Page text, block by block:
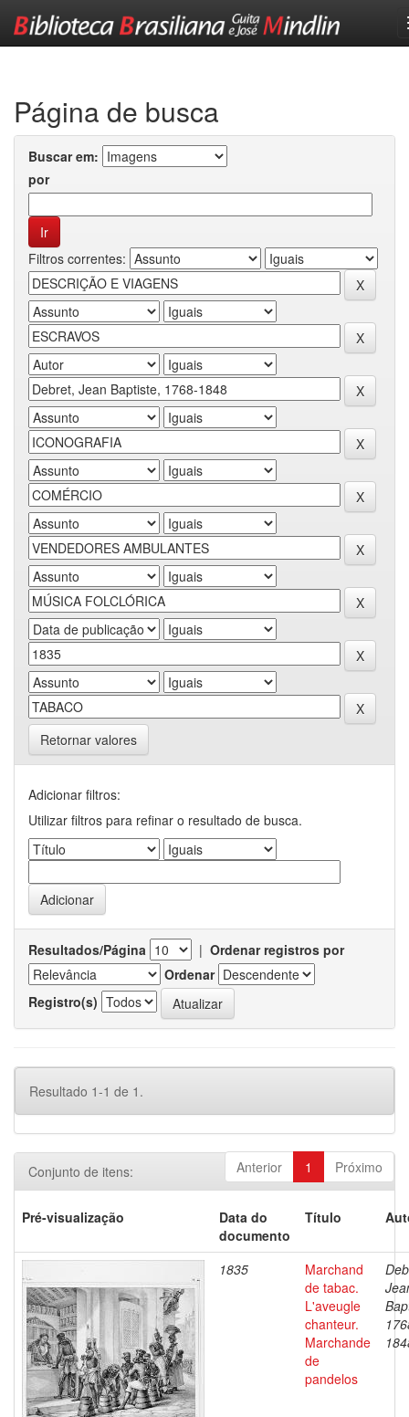
Página de busca
Buscar em:
por
Filtros correntes:
Retornar valores
Adicionar filtros:
Utilizar filtros para refinar o resultado de busca.
Resultados/Página | Ordenar registros por
Ordenar
Registro(s)
Resultado 1-1 de 1.
Anterior 1 Próximo
Conjunto de itens:
Pré-visualização
Data do
documento
Título
1835
Marchand
de tabac.
L'aveugle
chanteur.
Marchande
de
pandelos